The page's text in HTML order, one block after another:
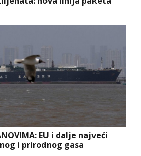
EU i dalje najveći
i prirodnog gasa